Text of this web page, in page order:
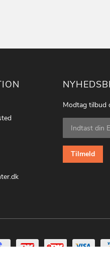
Modtag tilbud
Tilmeld
dig
vores
nyhedsbrev:
Tilmeld